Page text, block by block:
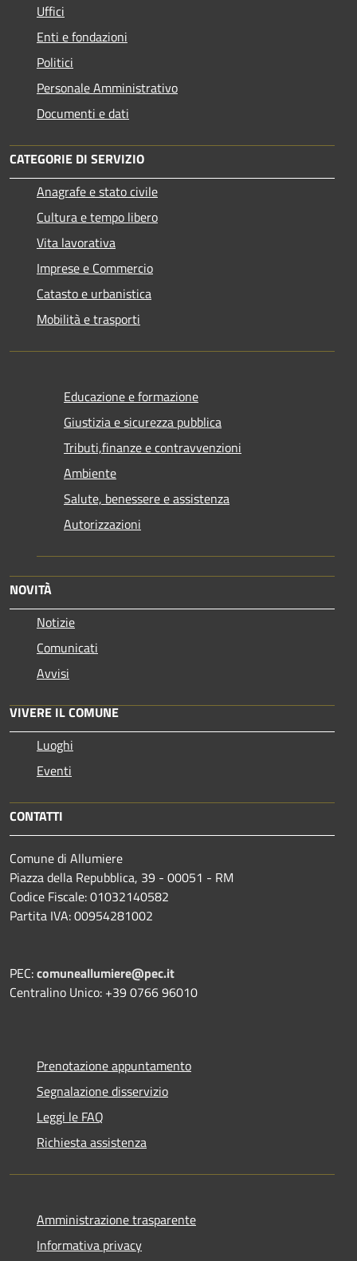
Uffici
Enti e fondazioni
Politici
Personale Amministrativo
Documenti e dati
CATEGORIE DI SERVIZIO
Anagrafe e stato civile
Cultura e tempo libero
Vita lavorativa
Imprese e Commercio
Catasto e urbanistica
Mobilità e trasporti
Educazione e formazione
Giustizia e sicurezza pubblica
Tributi,finanze e contravvenzioni
Ambiente
Salute, benessere e assistenza
Autorizzazioni
NOVITÀ
Notizie
Comunicati
Avvisi
VIVERE IL COMUNE
Luoghi
Eventi
CONTATTI
Comune di Allumiere
Piazza della Repubblica, 39 - 00051 - RM
Codice Fiscale: 01032140582
Partita IVA: 00954281002
PEC:comuneallumiere@pec.it
Centralino Unico: +39 0766 96010
Prenotazione appuntamento
Segnalazione disservizio
Leggi le FAQ
Richiesta assistenza
Amministrazione trasparente
Informativa privacy